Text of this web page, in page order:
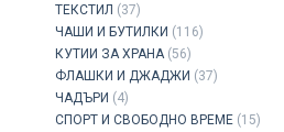
ТЕКСТИЛ (37)
ЧАШИ И БУТИЛКИ (116)
КУТИИ ЗА ХРАНА (56)
ФЛАШКИ И ДЖАДЖИ (37)
ЧАДЪРИ (4)
СПОРТ И СВОБОДНО ВРЕМЕ (15)